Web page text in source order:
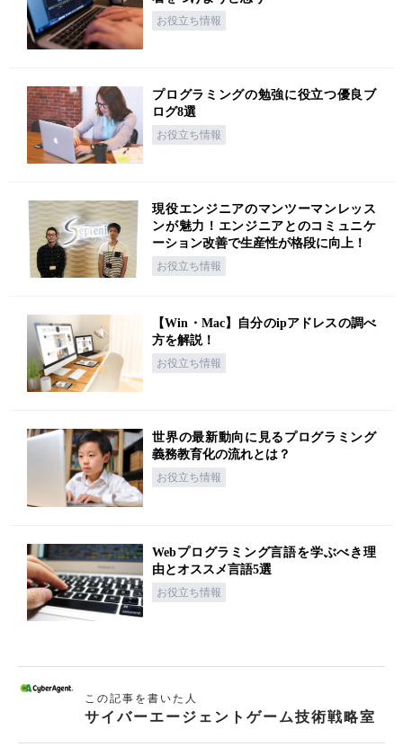
お役立ち情報
プログラミングの勉強に役立つ優良ブ
ログ8選
お役立ち情報
現役エンジニアのマンツーマンレッス
ンが魅力！エンジニアとのコミュニケ
ーション改善で生産性が格段に向上！
お役立ち情報
【Win・Mac】自分のipアドレスの調べ
方を解説！
お役立ち情報
世界の最新動向に見るプログラミング
義務教育化の流れとは？
お役立ち情報
Webプログラミング言語を学ぶべき理
由とオススメ言語5選
お役立ち情報
この記事を書いた人
サイバーエージェントゲーム技術戦略室